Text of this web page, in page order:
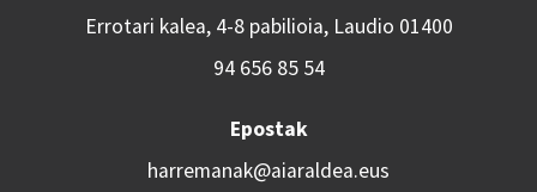
Errotari kalea, 4-8 pabilioia, Laudio 01400
94 656 85 54
Epostak
harremanak@aiaraldea.eus